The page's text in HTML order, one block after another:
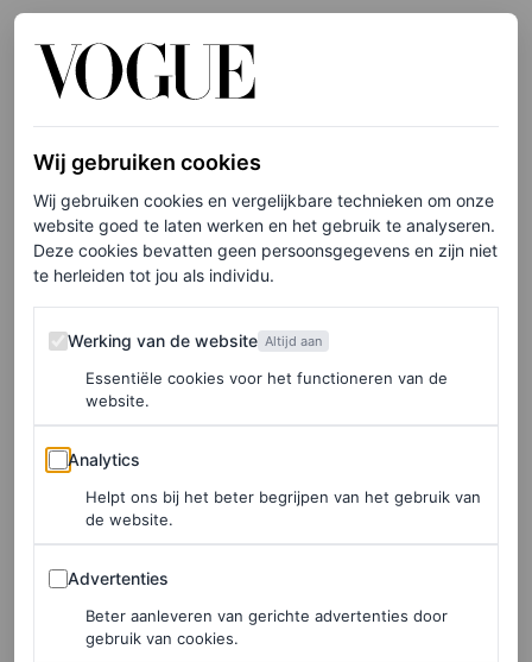
De modemaand is voorbij: alle debuten van
de nieuwe creative directors op een rij
MARJOLEIN VAN DEN BRAND
Cloud Dancer
Wij gebruiken cookies
Wij gebruiken cookies en vergelijkbare technieken om onze
website goed te laten werken en het gebruik te analyseren.
Deze cookies bevatten geen persoonsgegevens en zijn niet
te herleiden tot jou als individu.
Werking van de website
Werking van de website Altijd aan
Essentiële cookies voor het functioneren van de
website.
Analytics
Analytics
Helpt ons bij het beter begrijpen van het gebruik van
de website.
Advertenties
Advertenties
Beter aanleveren van gerichte advertenties door
gebruik van cookies.